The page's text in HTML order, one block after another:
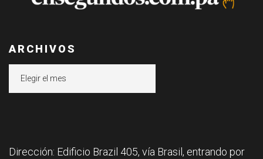
ARCHIVOS
Dirección: Edificio Brazil 405, vía Brasil, entrando por